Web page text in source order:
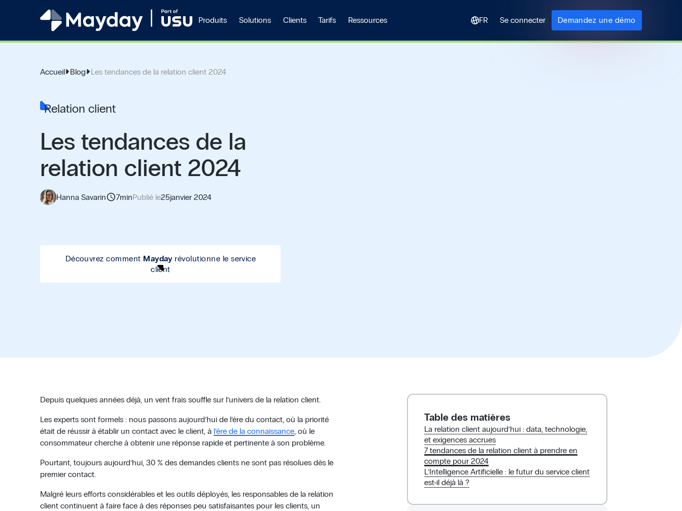
Produits Solutions Clients Tarifs Ressources FR Se connecter Demandez une démo
Accueil Blog Les tendances de la relation client 2024
Relation client
Les tendances de la
relation client 2024
Hanna Savarinschedule7minPublié le25janvier 2024
Découvrez comment Maydayrévolutionne le service
client
Depuis quelques années déjà, un vent frais souffle sur l’univers de la relation client.
Les experts sont formels : nous passons aujourd’hui de l’ère du contact, où la priorité
était de réussir à établir un contact avec le client, à l’ère de la connaissance, où le
consommateur cherche à obtenir une réponse rapide et pertinente à son problème.
Pourtant, toujours aujourd’hui, 30 % des demandes clients ne sont pas résolues dès le
premier contact.
Malgré leurs efforts considérables et les outils déployés, les responsables de la relation
client continuent à faire face à des réponses peu satisfaisantes pour les clients, un
Table des matières
La relation client aujourd’hui : data, technologie,
et exigences accrues
7 tendances de la relation client à prendre en
compte pour 2024
L’Intelligence Artificielle : le futur du service client
est-il déjà là ?